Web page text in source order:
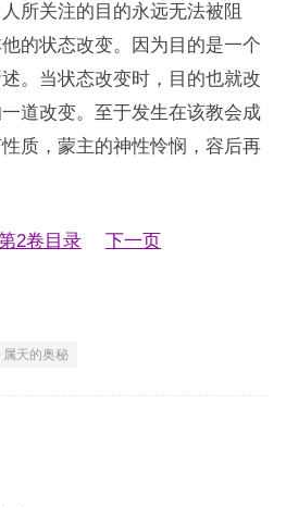
所关注的目的永远无法被阻
的状态改变。因为目的是一个
。当状态改变时，目的也就改
道改变。至于发生在该教会成
质，蒙主的神性怜悯，容后再
2卷目录 下一页
属天的奥秘